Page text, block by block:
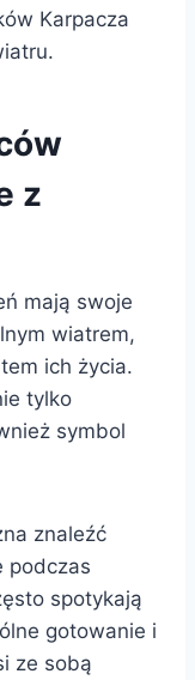
Karpacza
z
mają swoje
wiatrem,
ich życia.
tylko
symbol
znaleźć
podczas
spotykają
gotowanie i
ze sobą